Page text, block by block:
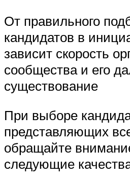
От правильного
кандидатов в
зависит скорость
сообщества и его
существование
При выборе
представляющих
обращайте
следующие